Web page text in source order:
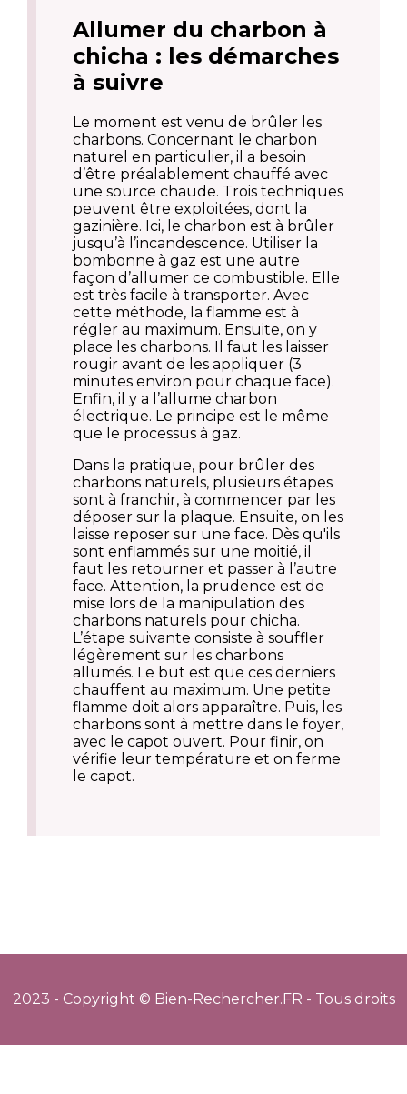
Allumer du charbon à
chicha : les démarches
à suivre
Le moment est venu de brûler les
charbons. Concernant le charbon
naturel en particulier, il a besoin
d’être préalablement chauffé avec
une source chaude. Trois techniques
peuvent être exploitées, dont la
gazinière. Ici, le charbon est à brûler
jusqu’à l’incandescence. Utiliser la
bombonne à gaz est une autre
façon d’allumer ce combustible. Elle
est très facile à transporter. Avec
cette méthode, la flamme est à
régler au maximum. Ensuite, on y
place les charbons. Il faut les laisser
rougir avant de les appliquer (3
minutes environ pour chaque face).
Enfin, il y a l’allume charbon
électrique. Le principe est le même
que le processus à gaz.
Dans la pratique, pour brûler des
charbons naturels, plusieurs étapes
sont à franchir, à commencer par les
déposer sur la plaque. Ensuite, on les
laisse reposer sur une face. Dès qu'ils
sont enflammés sur une moitié, il
faut les retourner et passer à l’autre
face. Attention, la prudence est de
mise lors de la manipulation des
charbons naturels pour chicha.
L’étape suivante consiste à souffler
légèrement sur les charbons
allumés. Le but est que ces derniers
chauffent au maximum. Une petite
flamme doit alors apparaître. Puis, les
charbons sont à mettre dans le foyer,
avec le capot ouvert. Pour finir, on
vérifie leur température et on ferme
le capot.
2023 - Copyright © Bien-Rechercher.FR - Tous droits